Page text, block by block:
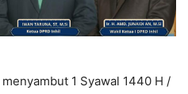
1 Syawal 1440 H /